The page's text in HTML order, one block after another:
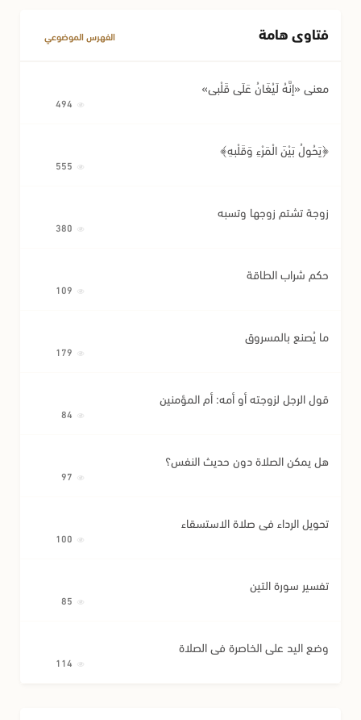
مسائل متفرقة في المعاملات
فتاوى هامة الفهرس الموضوعي
معنى «إِنَّهُ لَيُغَانُ عَلَى قَلْبِي»
﴿يَحُولُ بَيْنَ الْمَرْءِ وَقَلْبِهِ﴾
زوجة تشتم زوجها وتسبه
حكم شراب الطاقة
ما يُصنع بالمسروق
قول الرجل لزوجته أو أمه: أم المؤمنين
هل يمكن الصلاة دون حديث النفس؟
تحويل الرداء في صلاة الاستسقاء
تفسير سورة التين
وضع اليد على الخاصرة في الصلاة